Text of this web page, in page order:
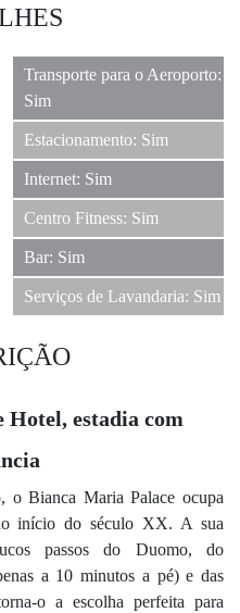
Transporte para o Aeroporto:
Sim
Estacionamento: Sim
Internet: Sim
Centro Fitness: Sim
Bar: Sim
Serviços de Lavandaria: Sim
Hotel, estadia com
o Bianca Maria Palace ocupa
início do século XX. A sua
passos do Duomo, do
a 10 minutos a pé) e das
o a escolha perfeita para